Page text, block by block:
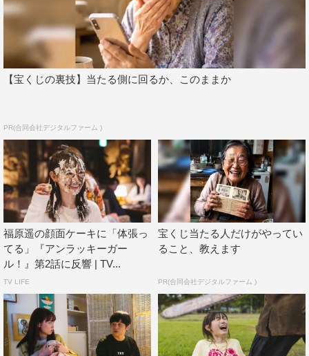
【宝くじの裏技】当たる側に回るか、このままか
PR(合同会社デジタルファーム )
福原遥の顔面ケーキに「体張っ
てる」『アンラッキーガー
ル！』第2話に反響 | TV...
TV LIFE
宝くじ当たる人だけがやってい
ること、教えます
PR(合同会社デジタルファーム )